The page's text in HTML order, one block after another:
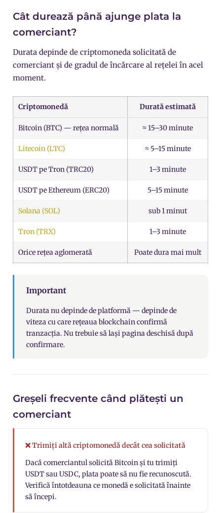
Cât durează până ajunge plata la
comerciant?
Durata depinde de criptomoneda solicitată de
comerciant și de gradul de încărcare al rețelei în acel
moment.
Criptomonedă Durată estimată
Bitcoin (BTC) — rețea normală ≈ 15–30 minute
Litecoin (LTC) ≈ 5–15 minute
USDT pe Tron (TRC20) 1–3 minute
USDT pe Ethereum (ERC20) 5–15 minute
Solana (SOL) sub 1 minut
Tron (TRX) 1–3 minute
Orice rețea aglomerată Poate dura mai mult
Important
Durata nu depinde de platformă — depinde de
viteza cu care rețeaua blockchainconfirmă
tranzacția. Nu trebuie să lași pagina deschisă după
confirmare.
Greșeli frecvente când plătești un
comerciant
❌ Trimiți altă criptomonedă decât cea solicitată
Dacă comerciantul solicită Bitcoin și tu trimiți
USDT sauUSDC, plata poate să nu fie recunoscută.
Verifică întotdeauna ce monedă e solicitată înainte
să începi.